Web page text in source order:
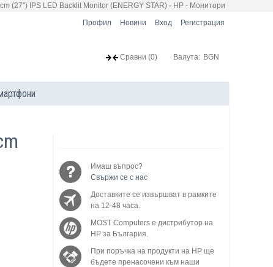
(27'') IPS LED Backlit Monitor (ENERGY STAR) - HP - Монитори
Профил Новини Вход Регистрация
Валута: BGN
Сравни (0)
Имаш въпрос?
Свържи се с нас
Доставките се извършват в рамките
на 12-48 часа.
MOST Computers е дистрибутор на
HP за България.
При поръчка на продукти на HP ще
бъдете пренасочени към наши